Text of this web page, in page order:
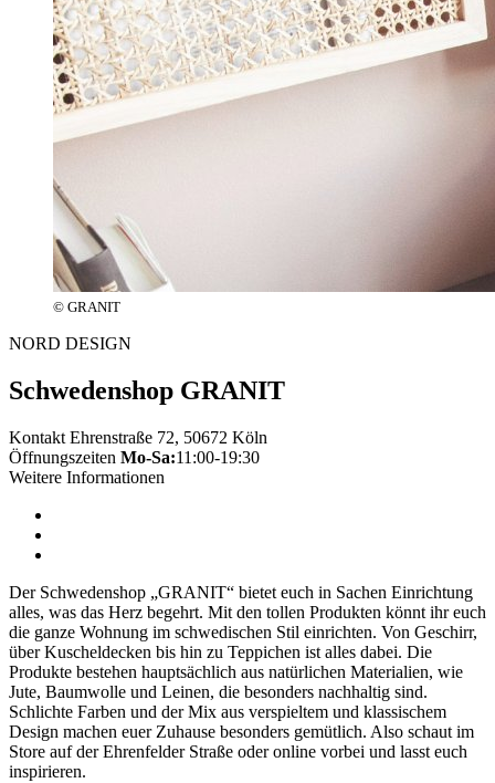
© GRANIT
NORD DESIGN
Schwedenshop GRANIT
Kontakt Ehrenstraße 72, 50672 Köln
Öffnungszeiten Mo-Sa:11:00-19:30
Weitere Informationen
Der Schwedenshop „GRANIT“ bietet euch in Sachen Einrichtung
alles, was das Herz begehrt. Mit den tollen Produkten könnt ihr euch
die ganze Wohnung im schwedischen Stil einrichten. Von Geschirr,
über Kuscheldecken bis hin zu Teppichen ist alles dabei. Die
Produkte bestehen hauptsächlich aus natürlichen Materialien, wie
Jute, Baumwolle und Leinen, die besonders nachhaltig sind.
Schlichte Farben und der Mix aus verspieltem und klassischem
Design machen euer Zuhause besonders gemütlich. Also schaut im
Store auf der Ehrenfelder Straße oder online vorbei und lasst euch
inspirieren.